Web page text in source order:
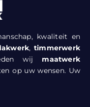
kwaliteit en
, timmerwerk
wij maatwerk
op uw wensen. Uw